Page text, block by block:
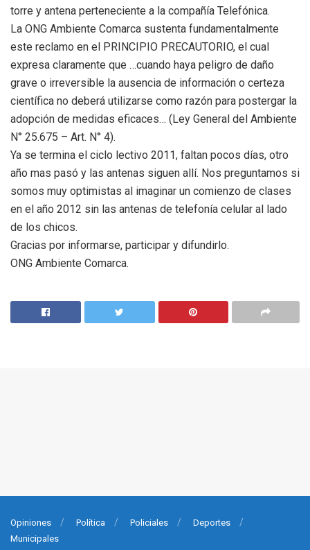
torre y antena perteneciente a la compañía Telefónica.
La ONG Ambiente Comarca sustenta fundamentalmente
este reclamo en el PRINCIPIO PRECAUTORIO, el cual
expresa claramente que …cuando haya peligro de daño
grave o irreversible la ausencia de información o certeza
científica no deberá utilizarse como razón para postergar la
adopción de medidas eficaces… (Ley General del Ambiente
N° 25.675 – Art. N° 4).
Ya se termina el ciclo lectivo 2011, faltan pocos días, otro
año mas pasó y las antenas siguen allí. Nos preguntamos si
somos muy optimistas al imaginar un comienzo de clases
en el año 2012 sin las antenas de telefonía celular al lado
de los chicos.
Gracias por informarse, participar y difundirlo.
ONG Ambiente Comarca.
Opiniones Política Policiales
Deportes
Municipales